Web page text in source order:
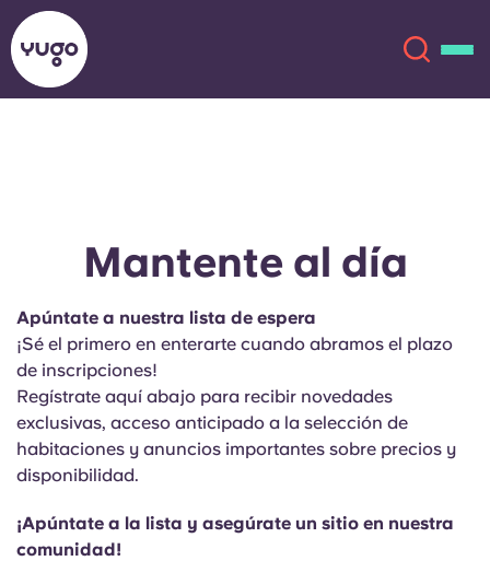
Cuenta Idioma
Elige una ciudad
Reserva ahora
Català Deutsch
Italian French
Mantente al día
Apúntate a nuestra lista de espera
¡Sé el primero en enterarte cuando abramos el plazo
de inscripciones!
Regístrate aquí abajo para recibir novedades
exclusivas, acceso anticipado a la selección de
habitaciones y anuncios importantes sobre precios y
disponibilidad.
¡Apúntate a la lista y asegúrate un sitio en nuestra
comunidad!